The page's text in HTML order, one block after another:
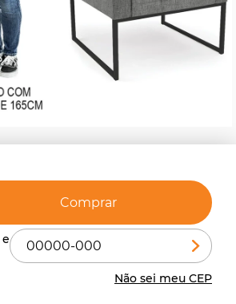
Comprar
Não sei meu CEP